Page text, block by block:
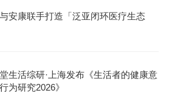
安康联手打造「泛亚闭环医疗生态
生活综研·上海发布《生活者的健康意
为研究2026》